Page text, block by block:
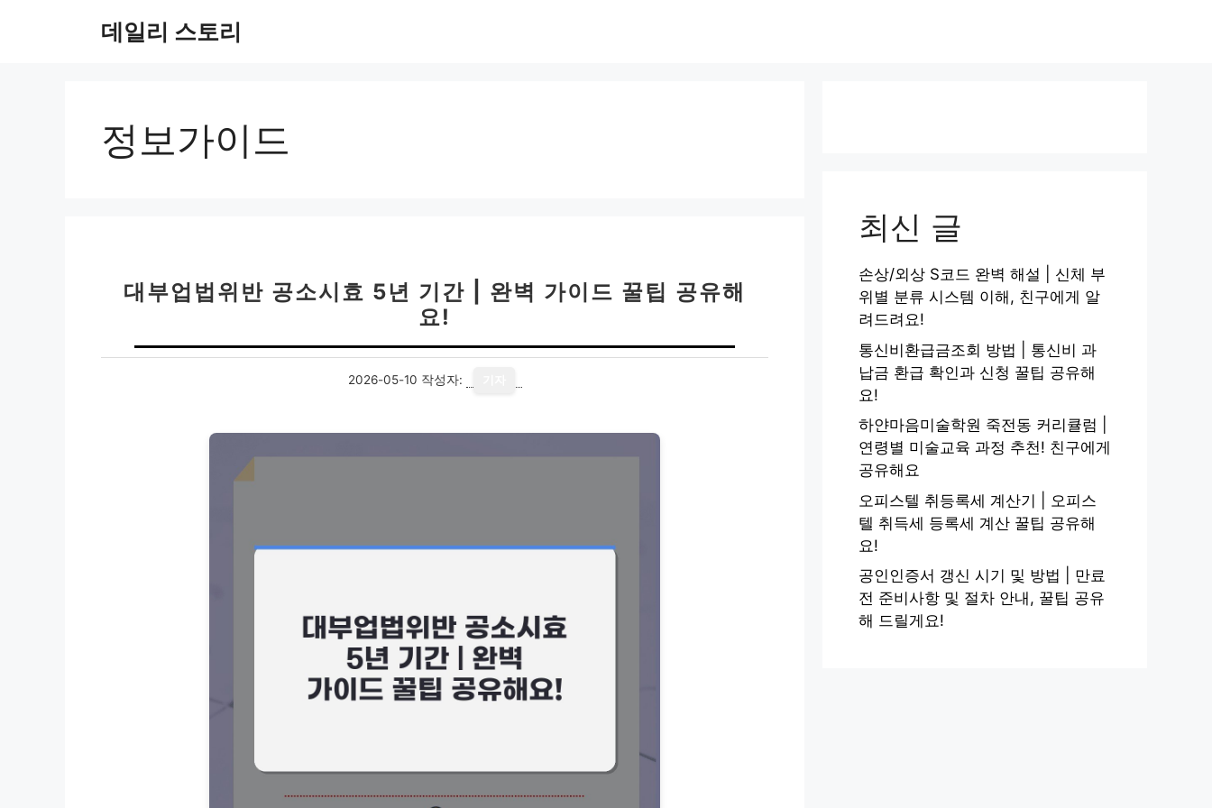
데일리 스토리
정보가이드
대부업법위반 공소시효 5년 기간 | 완벽 가이드 꿀팁 공유해
요!
2026-05-10 작성자:
최신 글
손상/외상 S코드 완벽 해설 | 신체 부
위별 분류 시스템 이해, 친구에게 알
려드려요!
통신비환급금조회 방법 | 통신비 과
납금 환급 확인과 신청 꿀팁 공유해
요!
하얀마음미술학원 죽전동 커리큘럼 |
연령별 미술교육 과정 추천! 친구에게
공유해요
오피스텔 취등록세 계산기 | 오피스
텔 취득세 등록세 계산 꿀팁 공유해
요!
공인인증서 갱신 시기 및 방법 | 만료
전 준비사항 및 절차 안내, 꿀팁 공유
해 드릴게요!